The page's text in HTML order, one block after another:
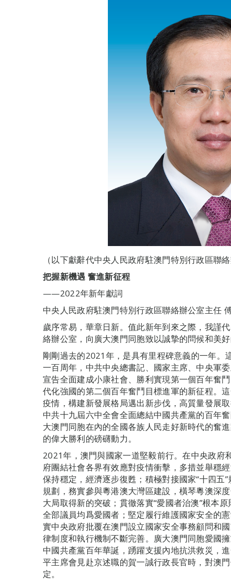
（以下獻辭代中央人民政府駐澳門特別行政區聯絡
把握新機遇 奮進新征程
——2022年新年獻詞
中央人民政府駐澳門特別行政區聯絡辦公室主任
歲序常易，華章日新。值此新年到來之際，我謹
絡辦公室，向廣大澳門同胞致以誠摯的問候和美好
剛剛過去的2021年，是具有里程碑意義的一年。
一百周年，中共中央總書記、國家主席、中央軍
宣告全面建成小康社會、勝利實現第一個百年奮
代化強國的第二個百年奮鬥目標進軍的新征程。
疫情，構建新發展格局邁出新步伐，高質量發展取
中共十九屆六中全會全面總結中國共產黨的百年
大澳門同胞在內的全國各族人民走好新時代的奮
的偉大勝利的磅礴動力。
2021年，澳門與國家一道堅毅前行。在中央政府
府團結社會各界有效應對疫情衝擊，多措並舉穩
保持穩定，經濟逐步復甦；積極對接國家“十四五
規劃，務實參與粵港澳大灣區建設，橫琴粵澳深
大局取得新的突破；貫徹落實“愛國者治澳”根本
全部議員均爲愛國者；堅定履行維護國家安全的
實中央政府批覆在澳門設立國家安全事務顧問和
律制度和執行機制不斷完善。廣大澳門同胞愛國
中國共產黨百年華誕，踴躍支援內地抗洪救災，
平主席會見赴京述職的賀一誠行政長官時，對澳
定。